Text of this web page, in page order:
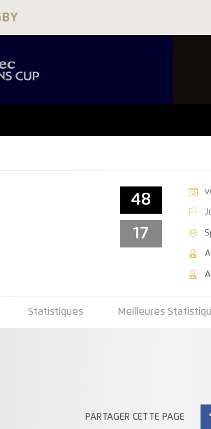
48
17
Statistiques Meilleures
PARTAGER CETTE PAGE